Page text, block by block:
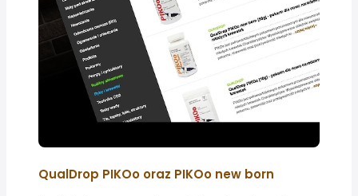
QualDrop PIKOo oraz PIKOo new born